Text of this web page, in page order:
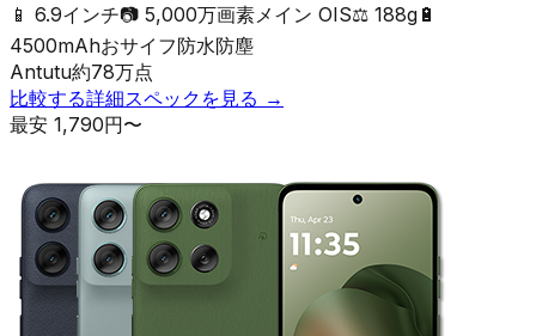
📱 6.9インチ📷 5,000万画素メイン OIS⚖️ 188g 🔋
4500mAhおサイフ防水防塵
Antutu約78万点
比較する詳細スペックを見る →
最安 1,790円〜